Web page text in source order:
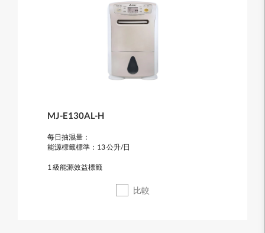
MJ-E130AL-H
每日抽濕量：
能源標籤標準：13 公升/日
1 級能源效益標籤
比較